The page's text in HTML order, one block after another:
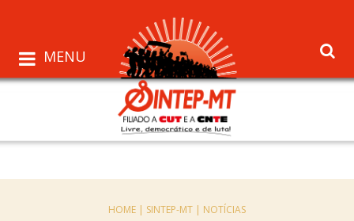
MENU
HOME | SINTEP-MT | NOTÍCIAS